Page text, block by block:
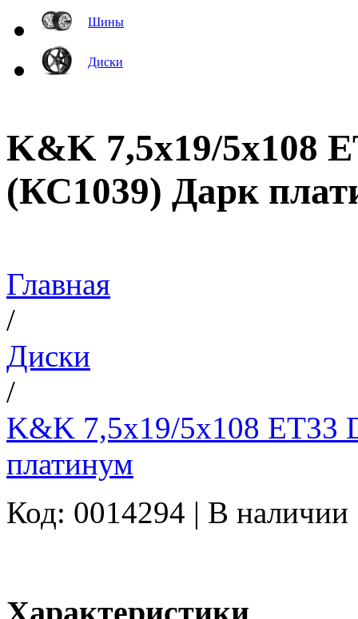
Шины
Диски
K&K 7,5x19/5x108
(КС1039) Дарк
Главная
/
Диски
/
K&K 7,5x19/5x108 ET33
платинум
Код: 0014294 | В наличии